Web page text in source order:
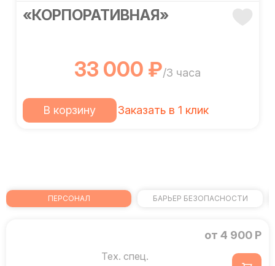
«КОРПОРАТИВНАЯ»
33 000 ₽/3 часа
В корзину Заказать в 1 клик
ПЕРСОНАЛ БАРЬЕР БЕЗОПАСНОСТИ
Тех. спец.
от 4 900 Р